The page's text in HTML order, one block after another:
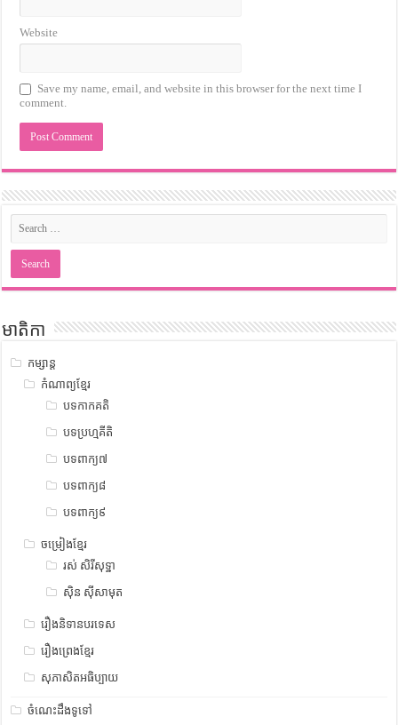
Website
Save my name, email, and website in this browser for the next time I
comment.
មាតិកា
កម្សាន្ត
កំណាព្យខ្មែរ
បទកាកគតិ
បទប្រហ្មគីតិ
បទពាក្យ៧
បទពាក្យ៨
បទពាក្យ៩
ចម្រៀងខ្មែរ
រស់ សិរីសុទ្ឋា
ស៊ិន ស៊ីសាមុត
រឿងនិទានបរទេស
រឿងព្រេងខ្មែរ
សុភាសិតអធិប្បាយ
ចំណេះដឹងទូទៅ